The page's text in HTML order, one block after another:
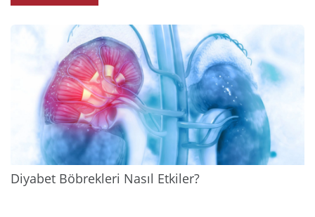
Diyabet Böbrekleri Nasıl Etkiler?